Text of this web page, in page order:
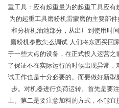
重工具：应有起重量为的起重工具应
为的起重工具磨粉机雷蒙磨的主要部
和分析机油池部分，从出厂到使用时
磨粉机参数怎么调试.人们将东西买回
于一些大点的设备，在正式投入运营
了保证不在实际运行的时候出现异常
试工作也是十分必要的。而要做好新
步。对机器进行负荷运转。首先是要
上。第二是要注意加料的方式，不能直